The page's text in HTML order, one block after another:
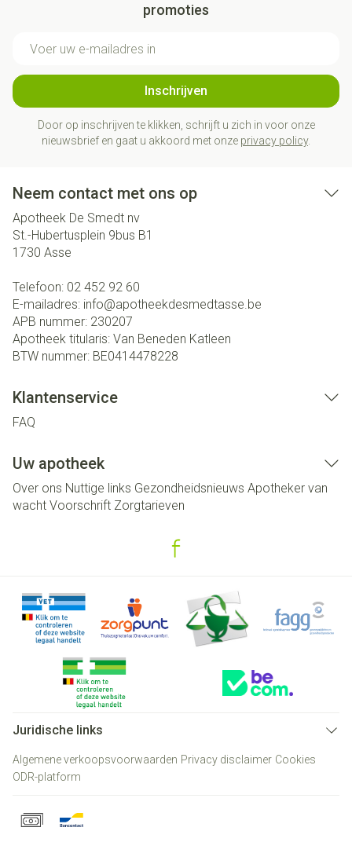
promoties
Inschrijven
Door op inschrijven te klikken, schrijft u zich in voor onze
nieuwsbrief en gaat u akkoord met onze privacy policy.
Neem contact met ons op
Apotheek De Smedt nv
St.-Hubertusplein 9bus B1
1730 Asse
Telefoon: 02 452 92 60
E-mailadres: info@apotheekdesmedtasse.be
APB nummer: 230207
Apotheek titularis: Van Beneden Katleen
BTW nummer: BE0414478228
Klantenservice
FAQ
Uw apotheek
Over ons Nuttige links Gezondheidsnieuws Apotheker van
wacht Voorschrift Zorgtarieven
Juridische links
Algemene verkoopsvoorwaarden Privacy disclaimer Cookies
ODR-platform